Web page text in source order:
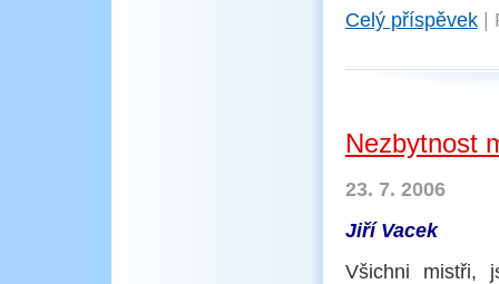
Celý příspěvek
Nezbytnost
23. 7. 2006
Jiří Vacek
Všichni mistři,